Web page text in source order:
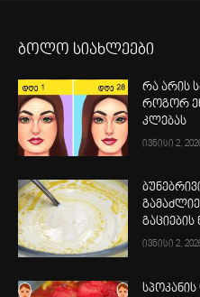
ბოლო სიახლეები
რა არის
როგორ
კლებას
ივნისი 2,
ივნისი 2,